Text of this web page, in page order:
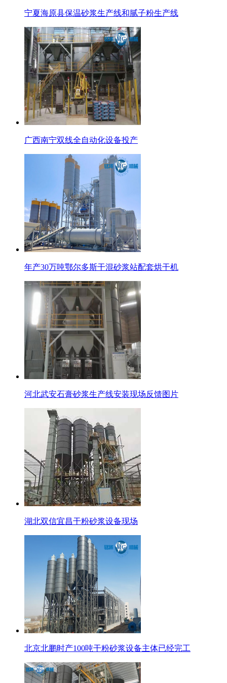
宁夏海原县保温砂浆生产线和腻子粉生产线
广西南宁双线全自动化设备投产
年产30万吨鄂尔多斯干混砂浆站配套烘干机
河北武安石膏砂浆生产线安装现场反馈图片
湖北双信宜昌干粉砂浆设备现场
北京北鹏时产100吨干粉砂浆设备主体已经完工